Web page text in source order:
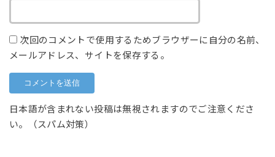
次回のコメントで使用するためブラウザーに自分の名前、
メールアドレス、サイトを保存する。
日本語が含まれない投稿は無視されますのでご注意くださ
い。（スパム対策）